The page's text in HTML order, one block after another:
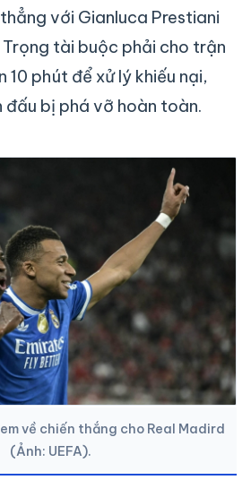
với Gianluca Prestiani
tài buộc phải cho trận
10 phút để xử lý khiếu nại,
đấu bị phá vỡ hoàn toàn.
về chiến thắng cho Real Madird
(Ảnh: UEFA).